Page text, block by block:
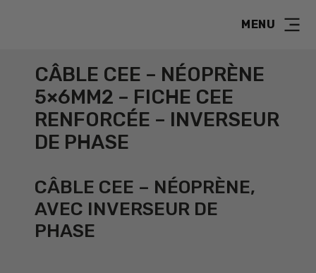
MENU
CÂBLE CEE – NÉOPRÈNE
5×6MM2 – FICHE CEE
RENFORCÉE – INVERSEUR
DE PHASE
CÂBLE CEE – NÉOPRÈNE,
AVEC INVERSEUR DE
PHASE